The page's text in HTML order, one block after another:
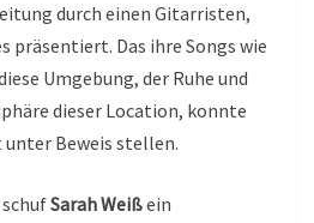
durch einen Gitarristen,
präsentiert. Das ihre Songs wie
Umgebung, der Ruhe und
dieser Location, konnte
Beweis stellen.
schufSarah Weißein